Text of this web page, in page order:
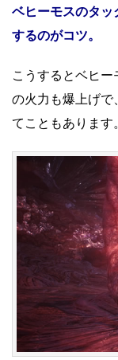
ベヒーモスのタッ
するのがコツ。
こうするとベヒ
の火力も爆上げで
てこともあります